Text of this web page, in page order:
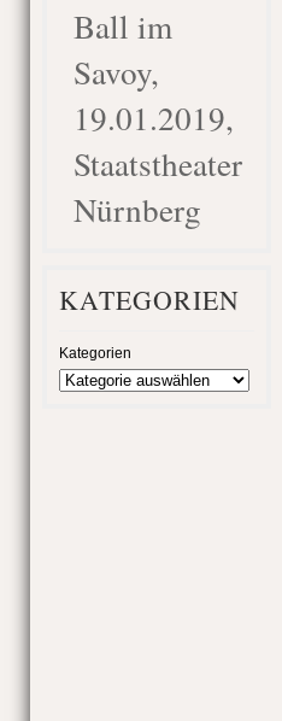
Ball im
Savoy,
19.01.2019,
Staatstheater
Nürnberg
KATEGORIEN
Kategorien